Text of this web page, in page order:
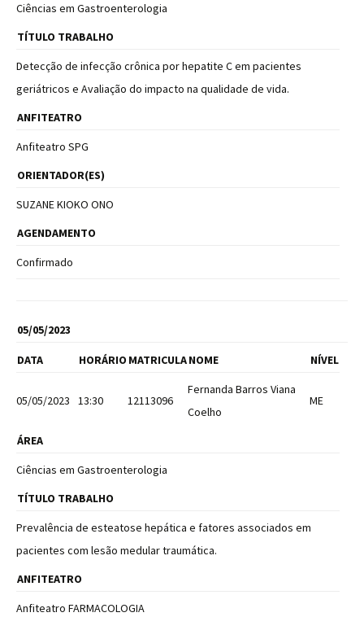
Ciências em Gastroenterologia
TÍTULO TRABALHO
Detecção de infecção crônica por hepatite C em pacientes
geriátricos e Avaliação do impacto na qualidade de vida.
ANFITEATRO
Anfiteatro SPG
ORIENTADOR(ES)
SUZANE KIOKO ONO
AGENDAMENTO
Confirmado
05/05/2023
DATA HORÁRIO MATRICULANOME NÍVEL
05/05/2023 13:30 12113096
Fernanda Barros Viana
Coelho
ME
ÁREA
Ciências em Gastroenterologia
TÍTULO TRABALHO
Prevalência de esteatose hepática e fatores associados em
pacientes com lesão medular traumática.
ANFITEATRO
Anfiteatro FARMACOLOGIA